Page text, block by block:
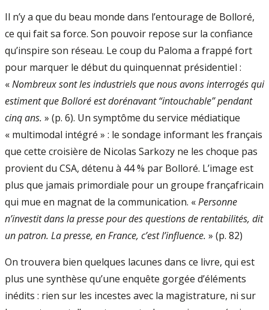
Il n’y a que du beau monde dans l’entourage de Bolloré,
ce qui fait sa force. Son pouvoir repose sur la confiance
qu’inspire son réseau. Le coup du Paloma a frappé fort
pour marquer le début du quinquennat présidentiel :
«Nombreux sont les industriels que nous avons interrogés qui
estiment que Bolloré est dorénavant “intouchable” pendant
cinq ans. » (p. 6). Un symptôme du service médiatique
« multimodal intégré » : le sondage informant les français
que cette croisière de Nicolas Sarkozy ne les choque pas
provient du CSA, détenu à 44 % par Bolloré. L’image est
plus que jamais primordiale pour un groupe françafricain
qui mue en magnat de la communication. «Personne
n’investit dans la presse pour des questions de rentabilités, dit
un patron. La presse, en France, c’est l’influence. » (p. 82)
On trouvera bien quelques lacunes dans ce livre, qui est
plus une synthèse qu’une enquête gorgée d’éléments
inédits : rien sur les incestes avec la magistrature, ni sur